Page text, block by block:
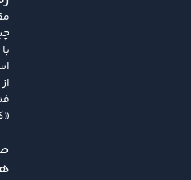
با
از